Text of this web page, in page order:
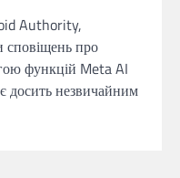
Authority,
сповіщень про
функцій Meta AI
досить незвичайним